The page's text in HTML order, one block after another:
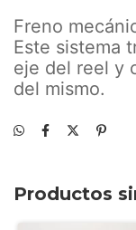
Freno
Este sistema
eje del reel y
del mismo.
Productos